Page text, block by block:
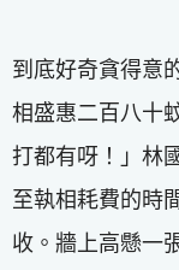
到底好奇貪得意
相盛惠二百八十
打都有呀！」林
至執相耗費的時
收。牆上高懸一